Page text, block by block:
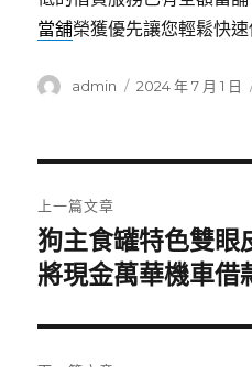
當舖榮獲優先讓您輕鬆快
作
admin
發
2024 年 7 月 1 日
章
導
覽
上一篇文章
上
一
文
章:
狗主食罐特色雙眼
將現金萬華機車借